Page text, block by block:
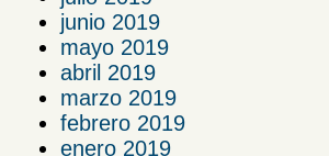
junio 2019
mayo 2019
abril 2019
marzo 2019
febrero 2019
enero 2019